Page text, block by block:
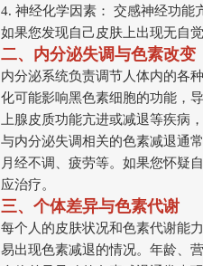
4. 神经化学因素： 交感神经功能
如果您发现自己皮肤上出现无自
二、内分泌失调与色素改变
内分泌系统负责调节人体内的各
化可能影响黑色素细胞的功能，
上腺皮质功能亢进或减退等疾病
与内分泌失调相关的色素减退通
月经不调、疲劳等。如果您怀疑
应治疗。
三、个体差异与色素代谢
每个人的皮肤状况和色素代谢能
易出现色素减退的情况。年龄、